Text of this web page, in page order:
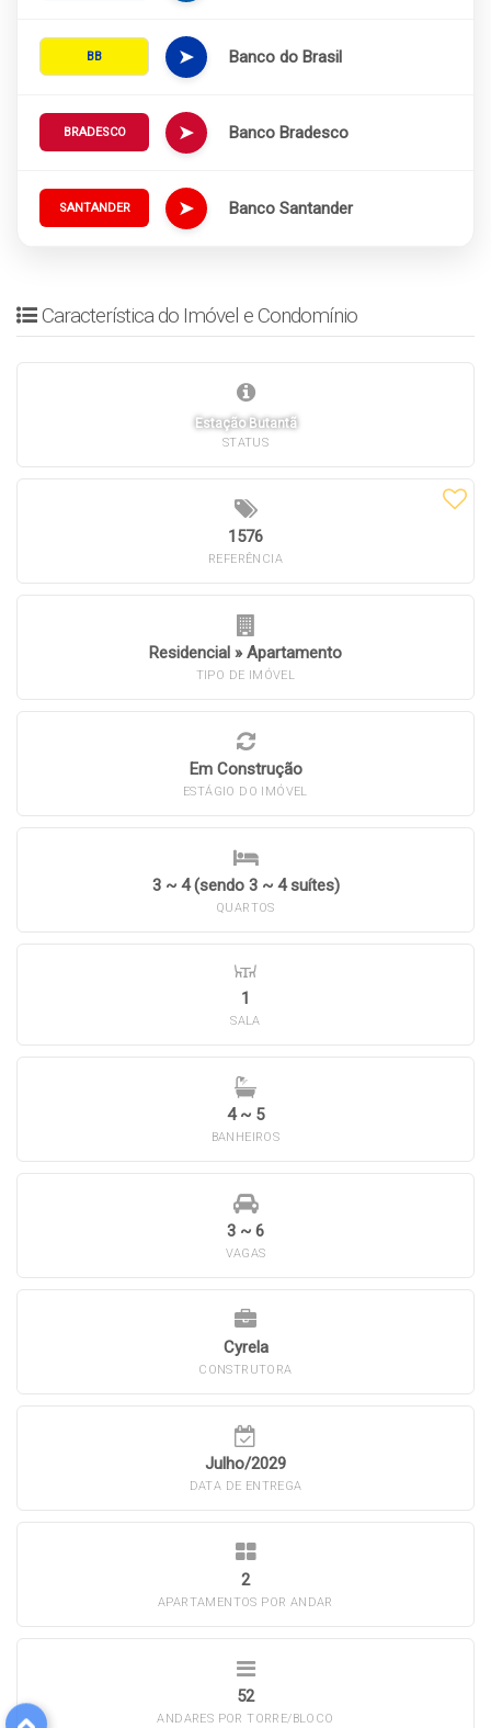
BB ➤ Banco do Brasil
BRADESCO ➤ Banco Bradesco
SANTANDER ➤ Banco Santander
Característica do Imóvel e Condomínio
Estação Butantã
STATUS
1576
REFERÊNCIA
Residencial » Apartamento
TIPO DE IMÓVEL
Em Construção
ESTÁGIO DO IMÓVEL
3 ~ 4 (sendo 3 ~ 4 suítes)
QUARTOS
1
SALA
4 ~ 5
BANHEIROS
3 ~ 6
VAGAS
Cyrela
CONSTRUTORA
Julho/2029
DATA DE ENTREGA
2
APARTAMENTOS POR ANDAR
52
ANDARES POR TORRE/BLOCO